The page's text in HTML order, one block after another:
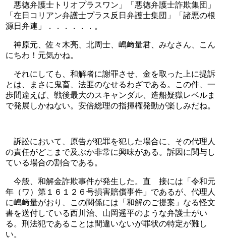
悪徳弁護士トリオプラスワン」「悪徳弁護士詐欺集団」
「在日コリアン弁護士プラス反日弁護士集団」「諸悪の根
源日弁連」．．．．．．。
神原元、佐々木亮、北周士、嶋﨑量君、みなさん、こん
にちわ！元気かね。
それにしても、和解者に謝罪させ、金を取った上に提訴
とは、まさに鬼畜、法匪のなせるわざである。この件、一
歩間違えば、戦後最大のスキャンダル、造船疑獄レベルま
で発展しかねない。安倍総理の指揮権発動が楽しみだね。
訴訟において、原告が犯罪を犯した場合に、その代理人
の責任がどこまで及ぶか非常に興味がある。訴因に関与し
ている場合の割合である。
今般、和解金詐欺事件が発生した。直　接には「令和元
年（ワ）第１６１２６号損害賠償事件」であるが、代理人
に嶋﨑量がおり、この関係には「和解のご提案」なる怪文
書を送付している西川治、山岡遥平のような弁護士がい
る。刑法犯であることは間違いないが罪状の特定が難し
い。